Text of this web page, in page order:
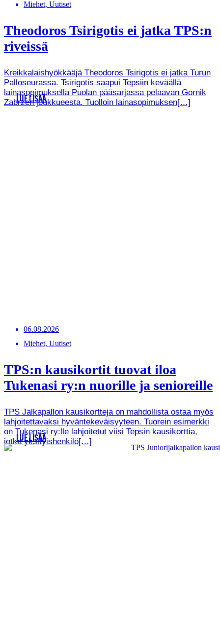
Miehet, Uutiset
Theodoros Tsirigotis ei jatka TPS:n
riveissä
Kreikkalaishyökkääjä Theodoros Tsirigotis ei jatka Turun
Palloseurassa. Tsirigotis saapui Tepsiin keväällä
lainasopimuksella Puolan pääsarjassa pelaavan Gornik
Zabrzen joukkueesta. Tuolloin lainasopimuksen[…]
LUE LISÄÄ
06.08.2026
Miehet, Uutiset
TPS:n kausikortit tuovat iloa
Tukenasi ry:n nuorille ja senioreille
TPS Jalkapallon kausikortteja on mahdollista ostaa myös
lahjoitettavaksi hyväntekeväisyyteen. Tuorein esimerkki
on Tukenasi ry:lle lahjoitetut viisi Tepsin kausikorttia,
jotka yksityishenkilö[…]
LUE LISÄÄ